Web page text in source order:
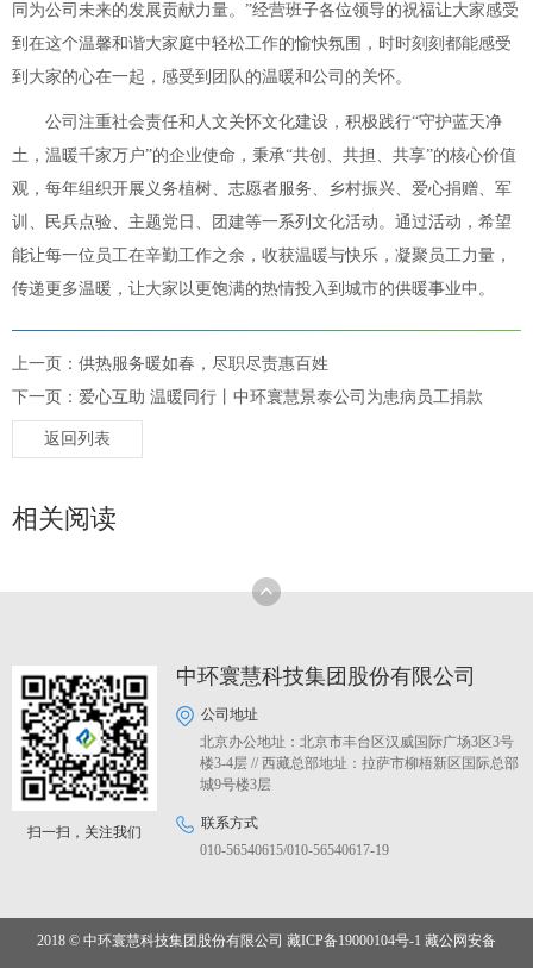
同为公司未来的发展贡献力量。”经营班子各位领导的祝福让大家感受
到在这个温馨和谐大家庭中轻松工作的愉快氛围，时时刻刻都能感受
到大家的心在一起，感受到团队的温暖和公司的关怀。
公司注重社会责任和人文关怀文化建设，积极践行“守护蓝天净
土，温暖千家万户”的企业使命，秉承“共创、共担、共享”的核心价值
观，每年组织开展义务植树、志愿者服务、乡村振兴、爱心捐赠、军
训、民兵点验、主题党日、团建等一系列文化活动。通过活动，希望
能让每一位员工在辛勤工作之余，收获温暖与快乐，凝聚员工力量，
传递更多温暖，让大家以更饱满的热情投入到城市的供暖事业中。
上一页：供热服务暖如春，尽职尽责惠百姓
下一页：爱心互助 温暖同行丨中环寰慧景泰公司为患病员工捐款
返回列表
相关阅读
扫一扫，关注我们
中环寰慧科技集团股份有限公司
公司地址
北京办公地址：北京市丰台区汉威国际广场3区3号
楼3-4层 // 西藏总部地址：拉萨市柳梧新区国际总部
城9号楼3层
联系方式
010-56540615/010-56540617-19
2018 © 中环寰慧科技集团股份有限公司 藏ICP备19000104号-1 藏公网安备